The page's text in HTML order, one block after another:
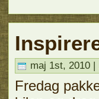
maj 1st, 2010 |
Fredag